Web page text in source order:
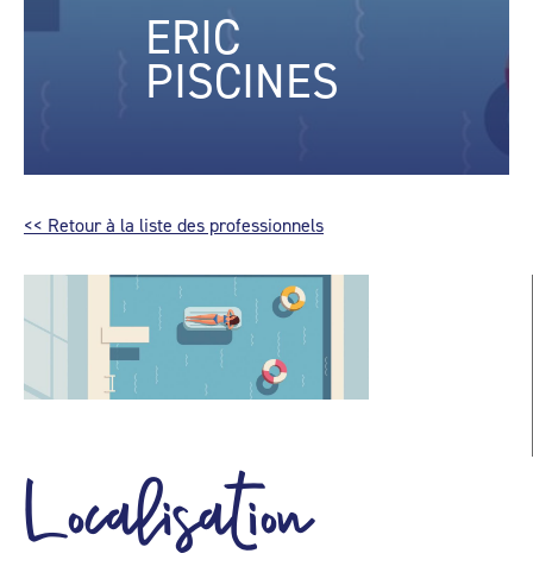
ERIC
PISCINES
<< Retour à la liste des professionnels
Localisation